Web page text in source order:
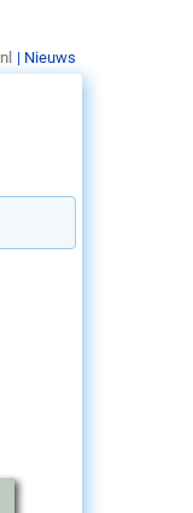
| Nieuws